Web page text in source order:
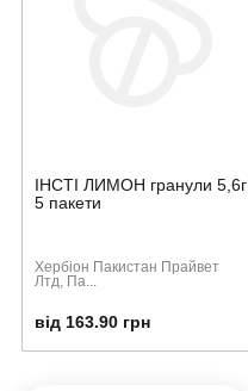
ІНСТІ ЛИМОН гранули 5,6г
5 пакети
Хербіон Пакистан Прайвет
Лтд, Па...
від 163.90 грн